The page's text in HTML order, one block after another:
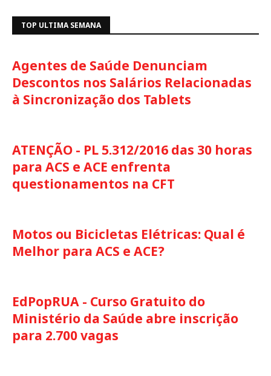
TOP ULTIMA SEMANA
Agentes de Saúde Denunciam
Descontos nos Salários Relacionadas
à Sincronização dos Tablets
ATENÇÃO - PL 5.312/2016 das 30 horas
para ACS e ACE enfrenta
questionamentos na CFT
Motos ou Bicicletas Elétricas: Qual é
Melhor para ACS e ACE?
EdPopRUA - Curso Gratuito do
Ministério da Saúde abre inscrição
para 2.700 vagas